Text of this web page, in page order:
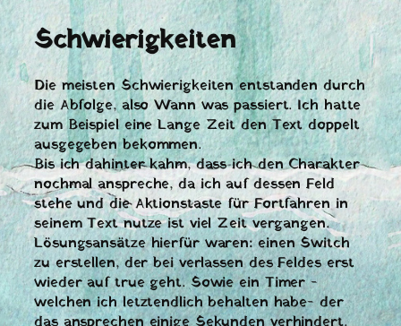
Schwierigkeiten
Die meisten Schwierigkeiten entstanden durch
die Abfolge, also Wann was passiert. Ich hatte
zum Beispiel eine Lange Zeit den Text doppelt
ausgegeben bekommen.
Bis ich dahinter kahm, dass ich den Charakter
nochmal anspreche, da ich auf dessen Feld
stehe und die Aktionstaste für Fortfahren in
seinem Text nutze ist viel Zeit vergangen.
Lösungsansätze hierfür waren: einen Switch
zu erstellen, der bei verlassen des Feldes erst
wieder auf true geht. Sowie ein Timer -
welchen ich letztendlich behalten habe- der